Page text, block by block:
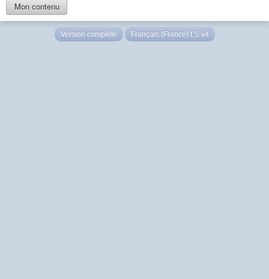
Mon contenu
Version complète Français (France) LS v4